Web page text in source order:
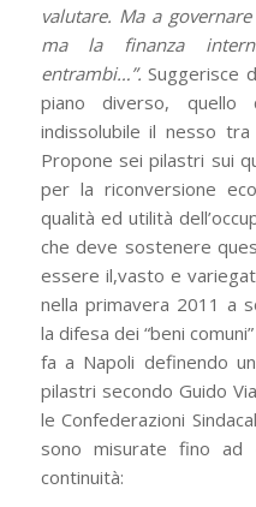
valutare. Ma a
ma la finanza
entrambi…”.Suggerisce
piano diverso, quello
indissolubile il nesso
Propone sei pilastri sui
per la riconversione
qualità ed utilità
che deve sostenere
essere il,vasto e
nella primavera 2011 a
la difesa dei “beni
fa a Napoli definendo
pilastri secondo Guido
le Confederazioni
sono misurate fino ad
continuità: